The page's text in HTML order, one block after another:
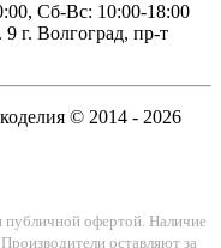
Сб-Вс: 10:00-18:00
г. Волгоград, пр-т
© 2014 - 2026
офертой. Наличие
оставляют за